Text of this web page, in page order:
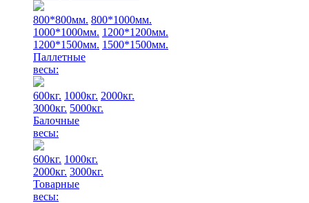
800*800мм. 800*1000мм.
1000*1000мм. 1200*1200мм.
1200*1500мм. 1500*1500мм.
Паллетные
весы:
600кг. 1000кг. 2000кг.
3000кг. 5000кг.
Балочные
весы:
600кг. 1000кг.
2000кг. 3000кг.
Товарные
весы: